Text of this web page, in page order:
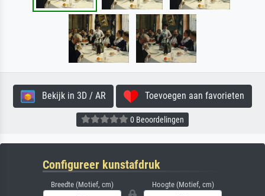
Bekijk in 3D / AR Toevoegen aan favorieten
0 Beoordelingen
Configureer kunstafdruk
Breedte (Motief, cm) Hoogte (Motief, cm)